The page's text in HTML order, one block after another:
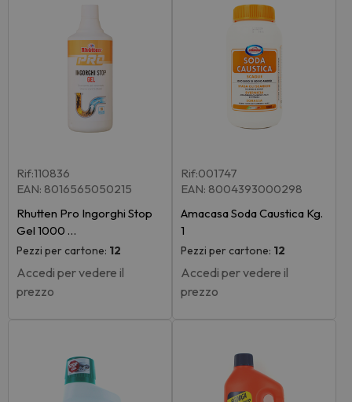
Rif:110836
EAN: 8016565050215
Rhutten Pro Ingorghi Stop
Gel 1000 …
Pezzi per cartone: 12
Accedi per vedere il
prezzo
Rif:001747
EAN: 8004393000298
Amacasa Soda Caustica Kg.
1
Pezzi per cartone: 12
Accedi per vedere il
prezzo